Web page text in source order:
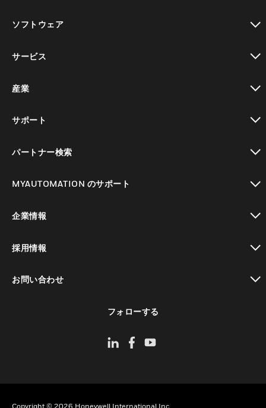
ソフトウェア
サービス
産業
サポート
パートナー検索
MYAUTOMATION のサポート
企業情報
採用情報
お問い合わせ
フォローする
Copyright © 2026 Honeywell International Inc